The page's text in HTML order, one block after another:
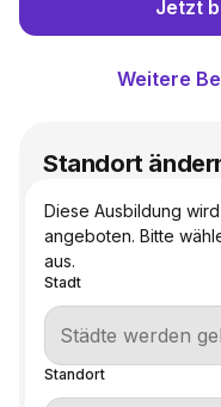
Jetzt
Weitere
Standort
Diese Ausbildung
angeboten. Bitte
aus.
Stadt
Standort